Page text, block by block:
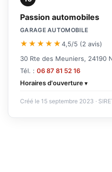
Passion automobiles
GARAGE AUTOMOBILE
★★★★★4,5/5 (2 avis)
30 Rte des Meuniers, 24190
Tél. : 06 87 81 52 16
Horaires d'ouverture
Créé le 15 septembre 2023 ·